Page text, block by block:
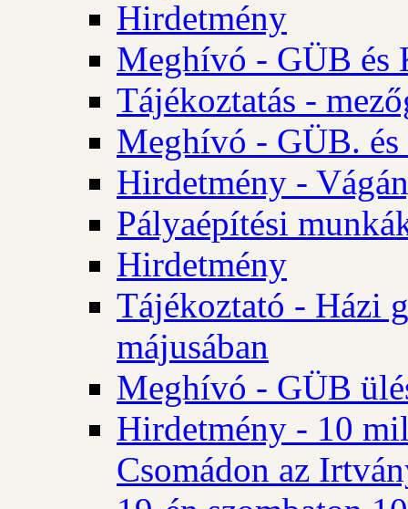
Hirdetmény
Meghívó - GÜB és
Tájékoztatás -
Meghívó - GÜB.
Hirdetmény -
Pályaépítési
Hirdetmény
Tájékoztató - Házi
májusában
Meghívó - GÜB
Hirdetmény - 10
Csomádon az